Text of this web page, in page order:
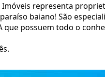
representa
baiano! São
que possuem todo o